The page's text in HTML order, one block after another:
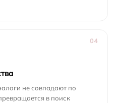
04
не совпадают по
в поиск